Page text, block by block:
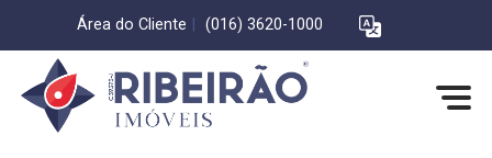
Área do Cliente (016) 3620-1000